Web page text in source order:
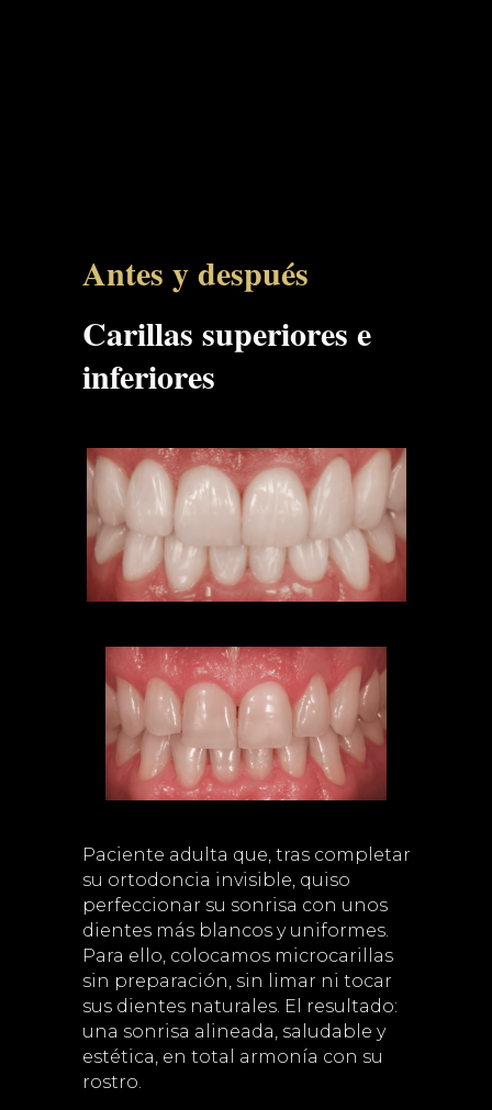
Antes y después
Carillas superiores e
inferiores
Paciente adulta que, tras completar
su ortodoncia invisible, quiso
perfeccionar su sonrisa con unos
dientes más blancos y uniformes.
Para ello, colocamos microcarillas
sin preparación, sin limar ni tocar
sus dientes naturales. El resultado:
una sonrisa alineada, saludable y
estética, en total armonía con su
rostro.